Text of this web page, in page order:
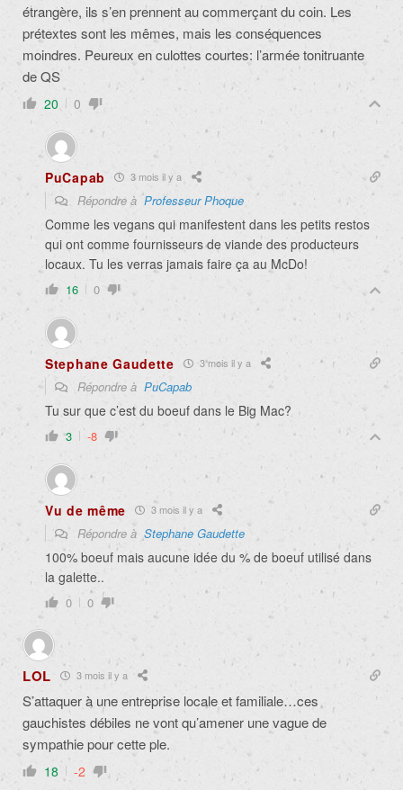
étrangère, ils s’en prennent au commerçant du coin. Les
prétextes sont les mêmes, mais les conséquences
moindres. Peureux en culottes courtes: l’armée tonitruante
de QS
20 0
PuCapab 3 mois il y a
Répondre àProfesseur Phoque
Comme les vegans qui manifestent dans les petits restos
qui ont comme fournisseurs de viande des producteurs
locaux. Tu les verras jamais faire ça au McDo!
16 0
Stephane Gaudette 3 mois il y a
Répondre à PuCapab
Tu sur que c’est du boeuf dans le Big Mac?
3 -8
Vu de même 3 mois il y a
Répondre à Stephane Gaudette
100% boeuf mais aucune idée du % de boeuf utilisé dans
la galette..
0 0
LOL 3 mois il y a
S’attaquer à une entreprise locale et familiale…ces
gauchistes débiles ne vont qu’amener une vague de
sympathie pour cette ple.
18 -2